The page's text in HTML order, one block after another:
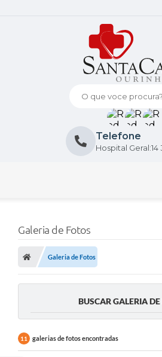
O que voce procura?
Telefone
Hospital
Galeria de Fotos
Galeria de Fotos
BUSCAR GALERIA
11 galerias de fotos encontradas